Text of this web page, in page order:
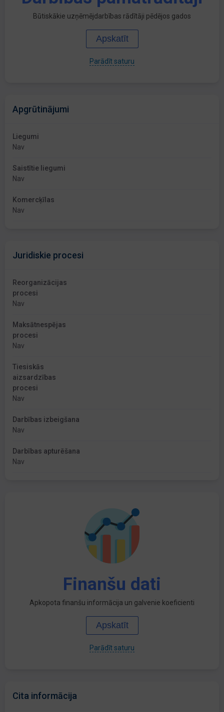
Būtiskākie uzņēmējdarbības rādītāji pēdējos gados
Apskatīt
Parādīt saturu
Apgrūtinājumi
Liegumi
Nav
Saistītie liegumi
Nav
Komercķīlas
Nav
Juridiskie procesi
Reorganizācijas
procesi
Nav
Maksātnespējas
procesi
Nav
Tiesiskās
aizsardzības
procesi
Nav
Darbības izbeigšana
Nav
Darbības apturēšana
Nav
Finanšu dati
Apkopota finanšu informācija un galvenie koeficienti
Apskatīt
Parādīt saturu
Cita informācija